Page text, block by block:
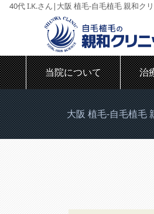
40代 I.K.さん|大阪 植毛-自毛植毛 親和ク
当院について 治
大阪 植毛-自毛植